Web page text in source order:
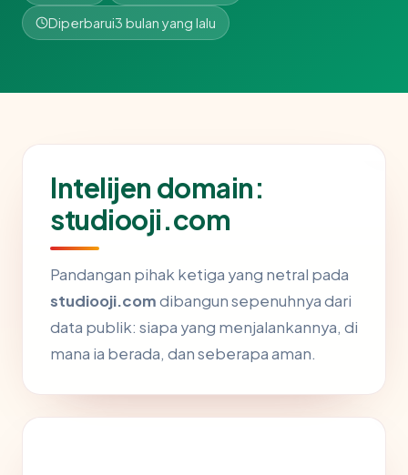
Diperbarui3 bulan yang lalu
Intelijen domain:
studiooji.com
Pandangan pihak ketiga yang netral pada
studiooji.comdibangun sepenuhnya dari
data publik: siapa yang menjalankannya, di
mana ia berada, dan seberapa aman.